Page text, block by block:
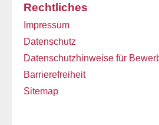
Rechtliches
Impressum
Datenschutz
Datenschutzhinweise für
Barrierefreiheit
Sitemap